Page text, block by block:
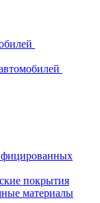
покрытия
материалы